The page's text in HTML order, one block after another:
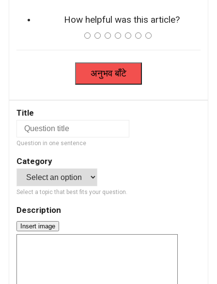
How helpful was this article?
Title
Question in one sentence
Category
Select a topic that best fits your question.
Description
Insert image